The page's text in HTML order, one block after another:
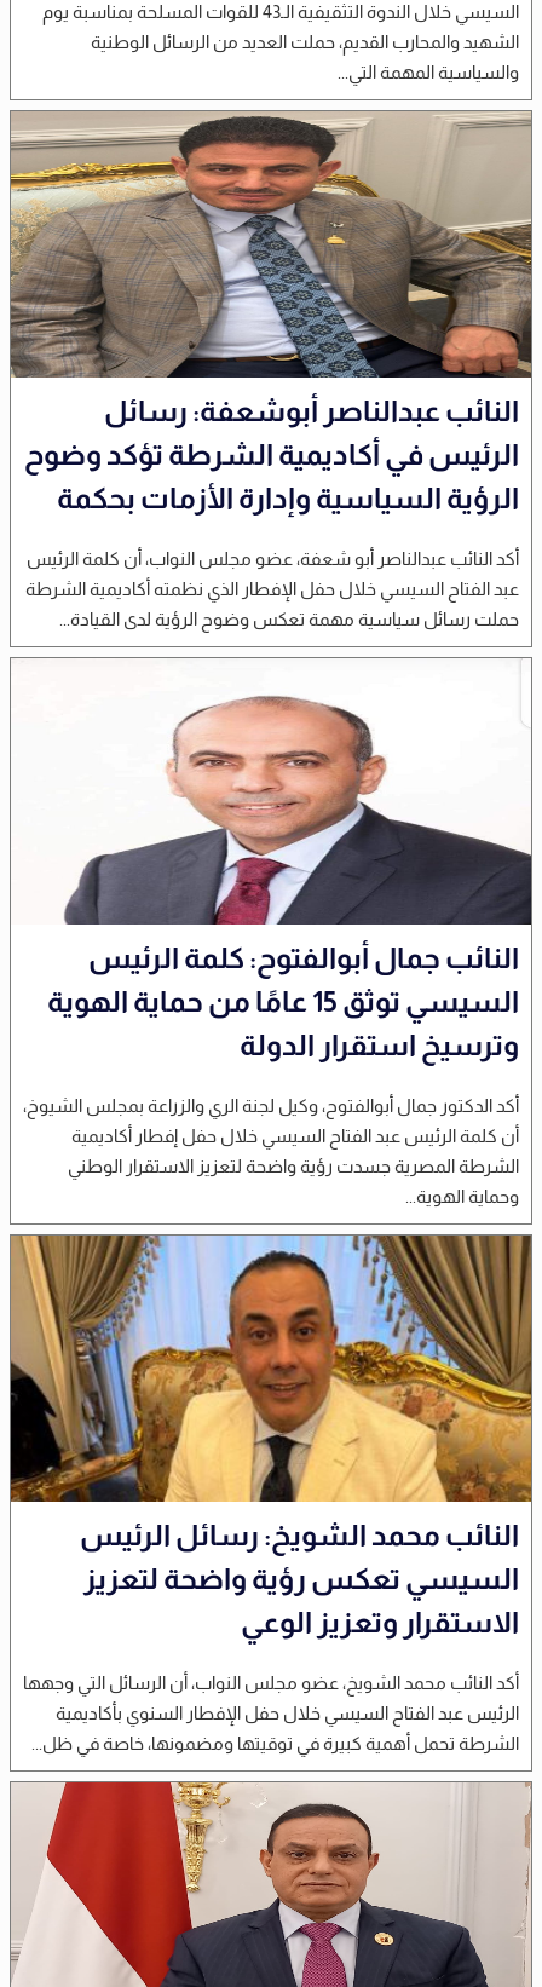
السيسي خلال الندوة التثقيفية الـ43 للقوات المسلحة بمناسبة يوم
الشهيد والمحارب القديم، حملت العديد من الرسائل الوطنية
والسياسية المهمة التي...
النائب عبدالناصر أبوشعفة: رسائل
الرئيس في أكاديمية الشرطة تؤكد وضوح
الرؤية السياسية وإدارة الأزمات بحكمة
أكد النائب عبدالناصر أبو شعفة، عضو مجلس النواب، أن كلمة الرئيس
عبد الفتاح السيسي خلال حفل الإفطار الذي نظمته أكاديمية الشرطة
حملت رسائل سياسية مهمة تعكس وضوح الرؤية لدى القيادة...
النائب جمال أبوالفتوح: كلمة الرئيس
السيسي توثق 15 عامًا من حماية الهوية
وترسيخ استقرار الدولة
أكد الدكتور جمال أبوالفتوح، وكيل لجنة الري والزراعة بمجلس الشيوخ،
أن كلمة الرئيس عبد الفتاح السيسي خلال حفل إفطار أكاديمية
الشرطة المصرية جسدت رؤية واضحة لتعزيز الاستقرار الوطني
وحماية الهوية...
النائب محمد الشويخ: رسائل الرئيس
السيسي تعكس رؤية واضحة لتعزيز
الاستقرار وتعزيز الوعي
أكد النائب محمد الشويخ، عضو مجلس النواب، أن الرسائل التي وجهها
الرئيس عبد الفتاح السيسي خلال حفل الإفطار السنوي بأكاديمية
الشرطة تحمل أهمية كبيرة في توقيتها ومضمونها، خاصة في ظل...